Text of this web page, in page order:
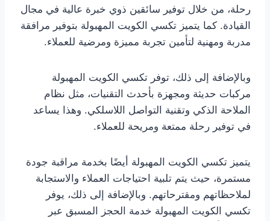
رحلة، من خلال توفير سائقين ذوي خبرة عالية في مجال
القيادة. كما يتميز تكسي الكويت المهبولة بتوفير مرافقة
مدربة ومهنية لتأمين تجربة مميزة ومرضية للعملاء.
وبالإضافة إلى ذلك، توفر تكسي الكويت المهبولة
مركبات حديثة ومجهزة بأحدث التقنيات، مثل نظام
الملاحة الذكي وتقنية التواصل اللاسلكي. وهذا يساعد
في توفير رحلة ممتعة ومريحة للعملاء.
يتميز تكسي الكويت المهبولة أيضًا بخدمة مراقبة جودة
مستمرة، حيث يتم تلبية احتياجات العملاء والاستجابة
لملاحظاتهم ومقترحاتهم. وبالإضافة إلى ذلك، يوفر
تكسي الكويت المهبولة خدمة الحجز المسبق عبر